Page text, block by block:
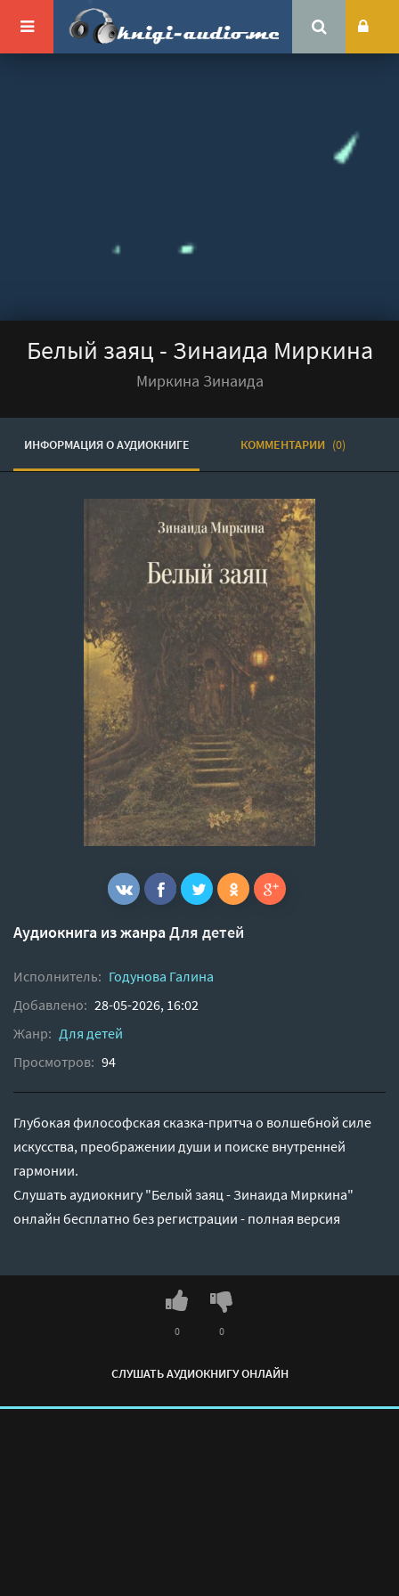
Белый заяц - Зинаида Миркина
Миркина Зинаида
ИНФОРМАЦИЯ О АУДИОКНИГЕ КОММЕНТАРИИ (0)
Аудиокнига из жанраДля детей
Исполнитель: Годунова Галина
Добавлено: 28-05-2026, 16:02
Жанр: Для детей
Просмотров: 94
Глубокая философская сказка-притча о волшебной силе
искусства, преображении души и поиске внутренней
гармонии.
Слушать аудиокнигу "Белый заяц - Зинаида Миркина"
онлайн бесплатно без регистрации - полная версия
СЛУШАТЬ АУДИОКНИГУ ОНЛАЙН
0 0